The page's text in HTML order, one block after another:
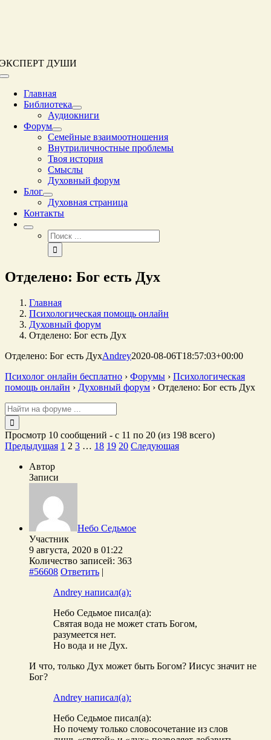
ЭКСПЕРТ ДУШИ
Переключение
навигацииГлавная
Библиотека
Аудиокниги
Форум
Семейные взаимоотношения
Внутриличностные проблемы
Твоя история
Смыслы
Духовный форум
Блог
Духовная страница
Контакты
Результат
поиска:
Отделено: Бог есть Дух
Главная
Психологическая помощь онлайн
Духовный форум
Отделено: Бог есть Дух
Отделено: Бог есть ДухAndrey2020-08-06T18:57:03+00:00
Психолог онлайн бесплатно › Форумы › Психологическая
помощь онлайн › Духовный форум › Отделено: Бог есть Дух
Поиск:
Просмотр 10 сообщений - с 11 по 20 (из 198 всего)
Предыдущая 1 2 3 … 18 19 20 Следующая
Автор
Записи
Небо Седьмое
Участник
9 августа, 2020 в 01:22
Количество записей: 363
#56608 Ответить |
Andrey написал(а):
Небо Седьмое писал(а):
Святая вода не может стать Богом,
разумеется нет.
Но вода и не Дух.
И что, только Дух может быть Богом? Иисус значит не
Бог?
Andrey написал(а):
Небо Седьмое писал(а):
Но почему только словосочетание из слов